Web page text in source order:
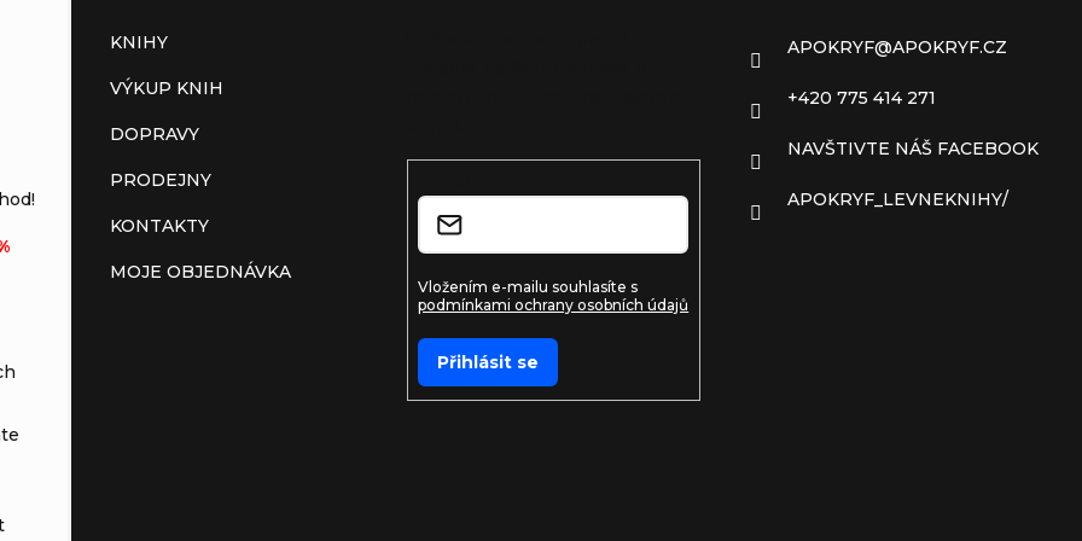
KNIHY
VÝKUP KNIH
DOPRAVY
PRODEJNY
KONTAKTY
MOJE OBJEDNÁVKA
Vložením e-mailu souhlasíte s
podmínkami ochrany osobních údajů
Přihlásit se
APOKRYF@APOKRYF.CZ
+420 775 414 271
NAVŠTIVTE NÁŠ FACEBOOK
APOKRYF_LEVNEKNIHY/